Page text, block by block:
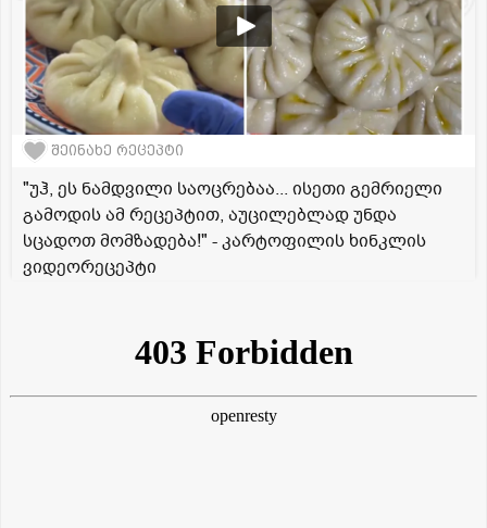
შეინახე რეცეპტი
"უჰ, ეს ნამდვილი საოცრებაა... ისეთი გემრიელი
გამოდის ამ რეცეპტით, აუცილებლად უნდა
სცადოთ მომზადება!" - კარტოფილის ხინკლის
ვიდეორეცეპტი